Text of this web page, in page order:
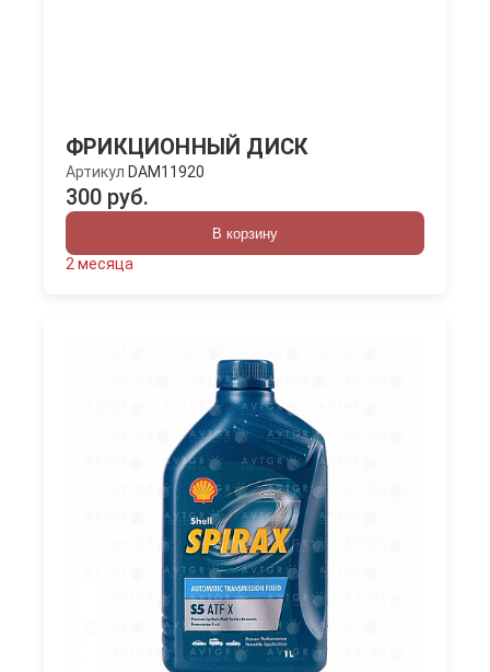
ФРИКЦИОННЫЙ ДИСК
Артикул DAM11920
300 руб.
В корзину
2 месяца